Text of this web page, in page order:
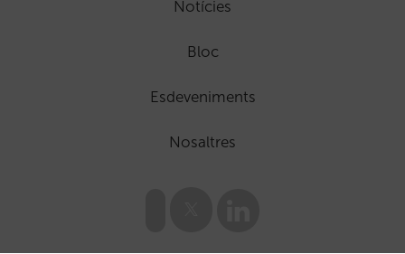
Notícies
Bloc
Esdeveniments
Nosaltres